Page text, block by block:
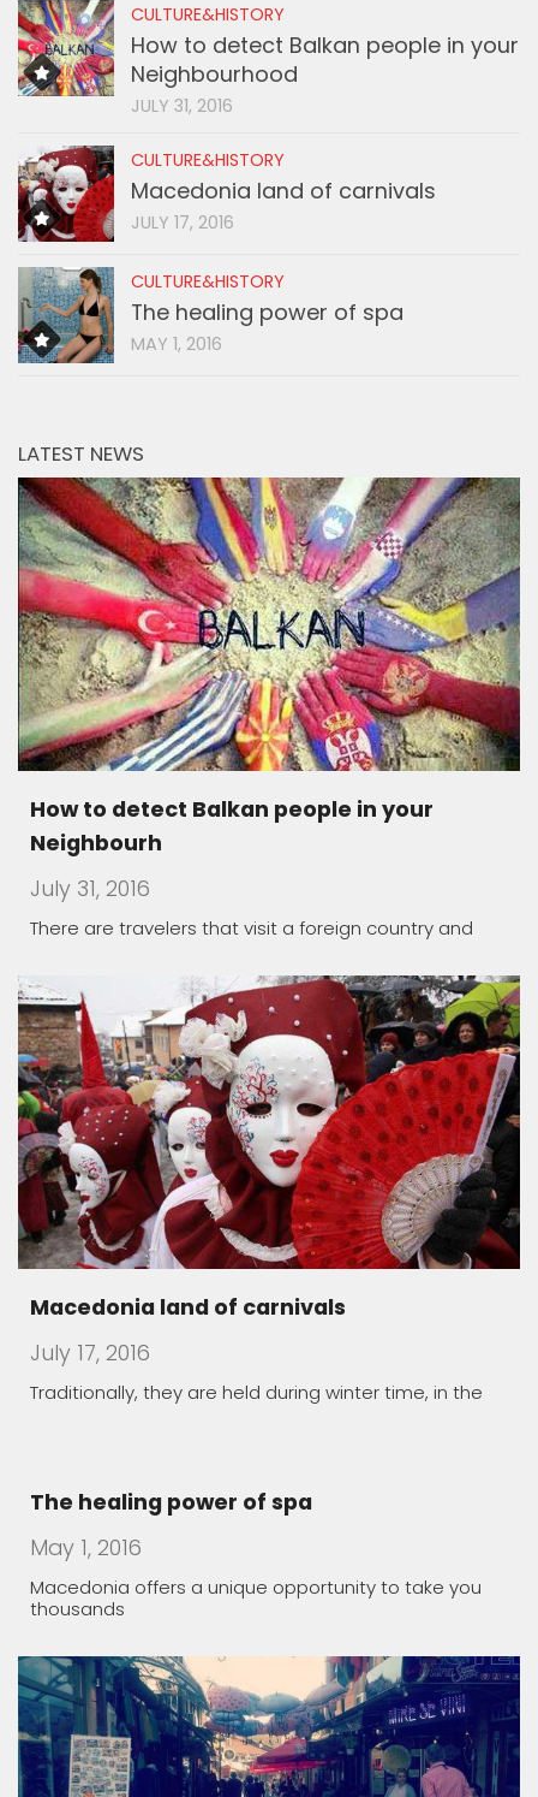
CULTURE&HISTORY
How to detect Balkan people in your
Neighbourhood
JULY 31, 2016
CULTURE&HISTORY
Macedonia land of carnivals
JULY 17, 2016
CULTURE&HISTORY
The healing power of spa
MAY 1, 2016
LATEST NEWS
How to detect Balkan people in your
Neighbourh
July 31, 2016
There are travelers that visit a foreign country and
Macedonia land of carnivals
July 17, 2016
Traditionally, they are held during winter time, in the
Macedonia offers a unique opportunity to take you